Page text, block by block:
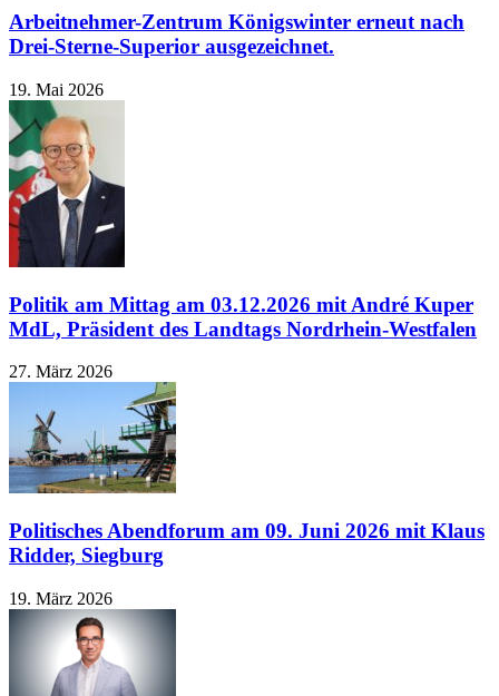
Arbeitnehmer-Zentrum Königswinter erneut nach
Drei-Sterne-Superior ausgezeichnet.
19. Mai 2026
Politik am Mittag am 03.12.2026 mit André Kuper
MdL, Präsident des Landtags Nordrhein-Westfalen
27. März 2026
Politisches Abendforum am 09. Juni 2026 mit Klaus
Ridder, Siegburg
19. März 2026